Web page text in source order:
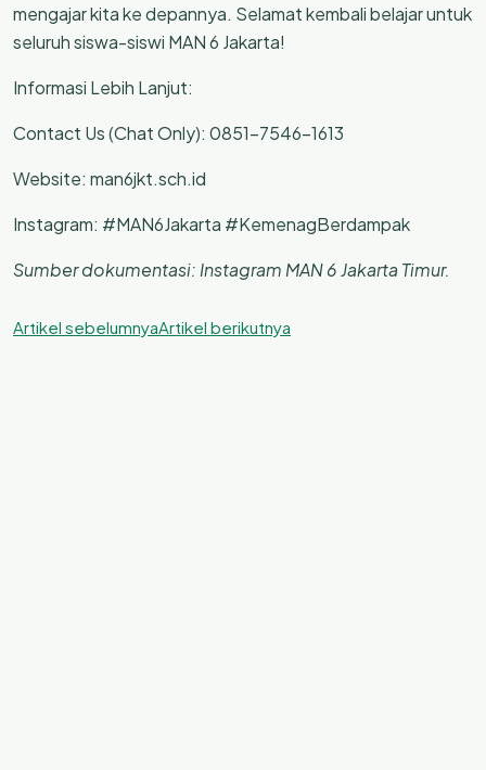
mengajar kita ke depannya. Selamat kembali belajar untuk
seluruh siswa-siswi MAN 6 Jakarta!
Informasi Lebih Lanjut:
Contact Us (Chat Only): 0851-7546-1613
Website: man6jkt.sch.id
Instagram: #MAN6Jakarta #KemenagBerdampak
Sumber dokumentasi: Instagram MAN 6 Jakarta Timur.
Artikel sebelumnyaArtikel berikutnya